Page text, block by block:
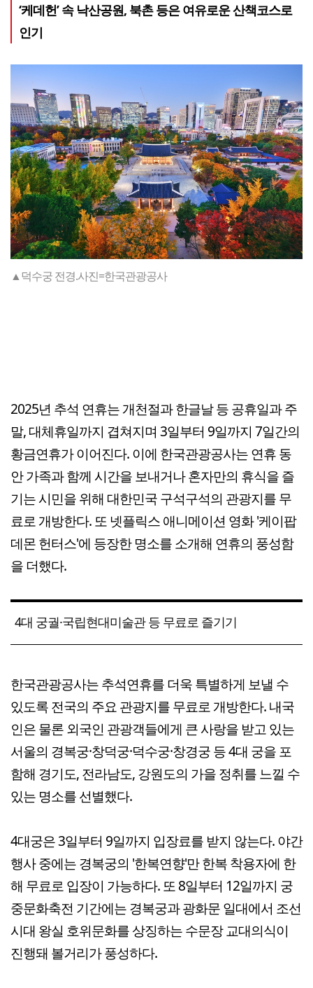
‘케데헌’ 속 낙산공원, 북촌 등은 여유로운 산책코스로
인기
▲덕수궁 전경.사진=한국관광공사
2025년 추석 연휴는 개천절과 한글날 등 공휴일과 주
말, 대체휴일까지 겹쳐지며 3일부터 9일까지 7일간의
황금연휴가 이어진다. 이에 한국관광공사는 연휴 동
안 가족과 함께 시간을 보내거나 혼자만의 휴식을 즐
기는 시민을 위해 대한민국 구석구석의 관광지를 무
료로 개방한다. 또 넷플릭스 애니메이션 영화 '케이팝
데몬 헌터스'에 등장한 명소를 소개해 연휴의 풍성함
을 더했다.
4대 궁궐·국립현대미술관 등 무료로 즐기기
한국관광공사는 추석연휴를 더욱 특별하게 보낼 수
있도록 전국의 주요 관광지를 무료로 개방한다. 내국
인은 물론 외국인 관광객들에게 큰 사랑을 받고 있는
서울의 경복궁·창덕궁·덕수궁·창경궁 등 4대 궁을 포
함해 경기도, 전라남도, 강원도의 가을 정취를 느낄 수
있는 명소를 선별했다.
4대궁은 3일부터 9일까지 입장료를 받지 않는다. 야간
행사 중에는 경복궁의 '한복연향'만 한복 착용자에 한
해 무료로 입장이 가능하다. 또 8일부터 12일까지 궁
중문화축전 기간에는 경복궁과 광화문 일대에서 조선
시대 왕실 호위문화를 상징하는 수문장 교대의식이
진행돼 볼거리가 풍성하다.